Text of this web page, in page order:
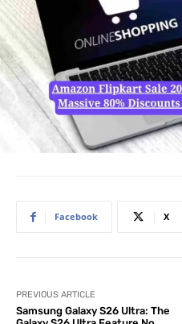
Facebook X
PREVIOUS ARTICLE
Samsung Galaxy S26 Ultra: The